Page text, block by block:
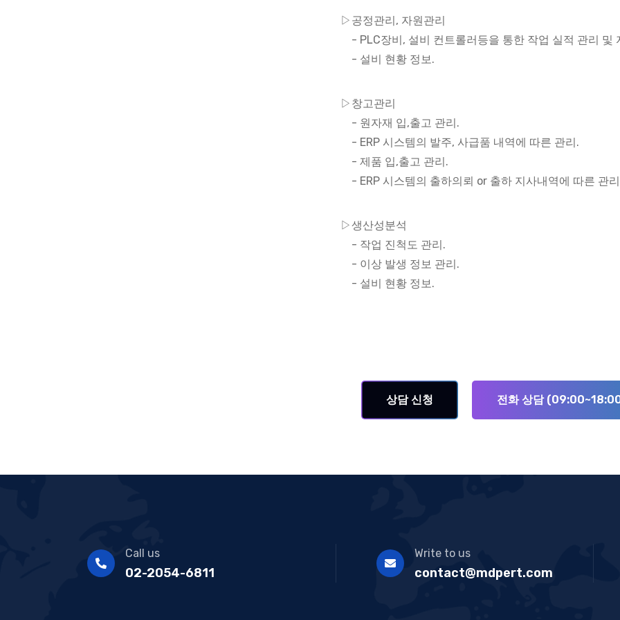
▷공정관리, 자원관리
- PLC장비, 설비 컨트롤러등을 통한 작업 실적 관리 및
- 설비 현황 정보.
▷창고관리
- 원자재 입,출고 관리.
- ERP 시스템의 발주, 사급품 내역에 따른 관리.
- 제품 입,출고 관리.
- ERP 시스템의 출하의뢰 or 출하 지사내역에 따른 관
▷생산성분석
- 작업 진척도 관리.
- 이상 발생 정보 관리.
- 설비 현황 정보.
상담 신청 전화 상담
Call us
02-2054-6811
Write to us
contact@mdpert.com